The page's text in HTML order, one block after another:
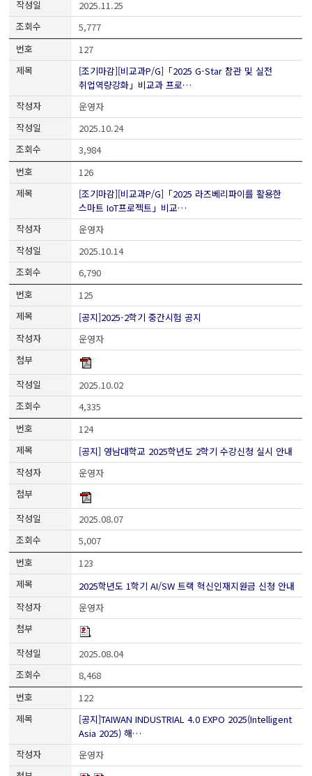
2025.11.25
5,777
127
[조기마감][비교과P/G]「2025 G-Star 참관 및 실전
취업역량강화」비교과 프로…
운영자
2025.10.24
3,984
126
[조기마감][비교과P/G]「2025 라즈베리파이를 활용한
스마트 IoT프로젝트」비교…
운영자
2025.10.14
6,790
125
[공지]2025-2학기 중간시험 공지
운영자
2025.10.02
4,335
124
[공지] 영남대학교 2025학년도 2학기 수강신청 실시 안내
운영자
2025.08.07
5,007
123
2025학년도 1학기 AI/SW 트랙 혁신인재지원금 신청 안내
운영자
2025.08.04
8,468
122
[공지]TAIWAN INDUSTRIAL 4.0 EXPO 2025(Intelligent
Asia 2025) 해…
운영자